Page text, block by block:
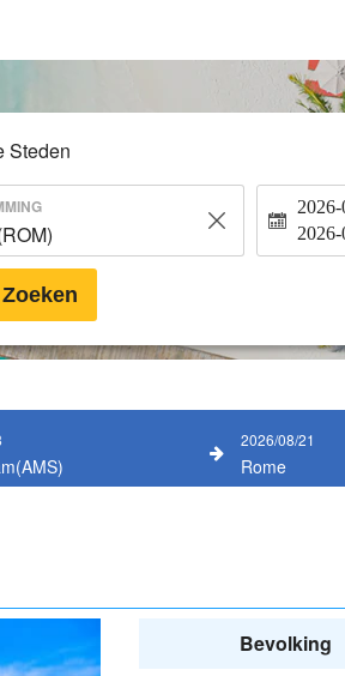
Steden
2026-
Zoeken
2026/08/21
Rome
Bevolking